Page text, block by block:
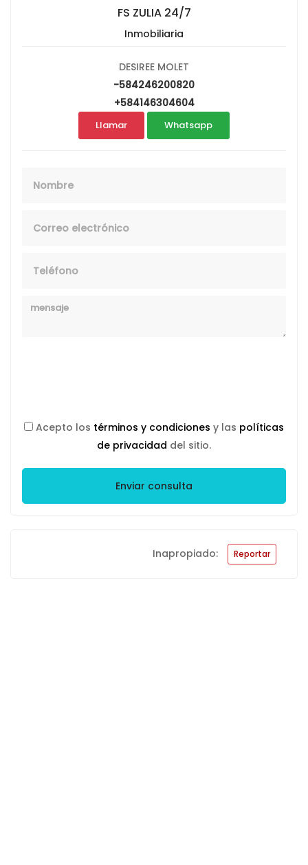
FS ZULIA 24/7
Inmobiliaria
DESIREE MOLET
-584246200820
+584146304604
Llamar Whatsapp
Acepto los términos y condiciones y las políticas
de privacidad del sitio.
Enviar consulta
Inapropiado: Reportar